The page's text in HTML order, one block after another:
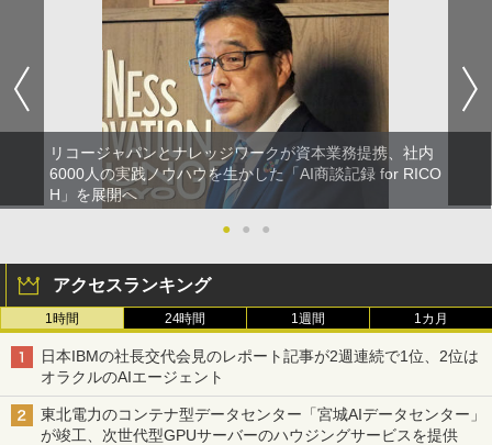
リコージャパンとナレッジワークが資本業務提携、社内
6000人の実践ノウハウを生かした「AI商談記録 for RICO
H」を展開へ
●
● ●
アクセスランキング
1時間 24時間 1週間 1カ月
日本IBMの社長交代会見のレポート記事が2週連続で1位、2位は
オラクルのAIエージェント
東北電力のコンテナ型データセンター「宮城AIデータセンター」
が竣工、次世代型GPUサーバーのハウジングサービスを提供